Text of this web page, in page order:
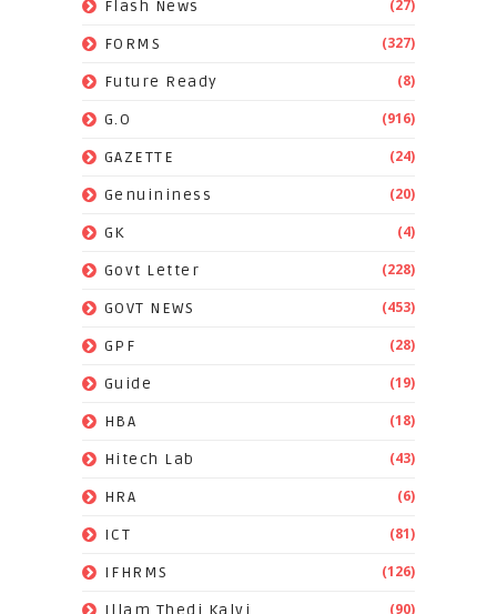
Flash News (27)
FORMS (327)
Future Ready (8)
G.O (916)
GAZETTE (24)
Genuininess (20)
GK (4)
Govt Letter (228)
GOVT NEWS (453)
GPF (28)
Guide (19)
HBA (18)
Hitech Lab (43)
HRA (6)
ICT (81)
IFHRMS (126)
Illam Thedi Kalvi (90)